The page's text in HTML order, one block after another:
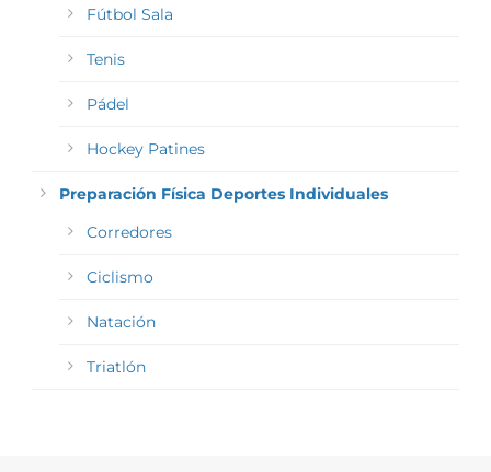
Fútbol Sala
Tenis
Pádel
Hockey Patines
Preparación Física Deportes Individuales
Corredores
Ciclismo
Natación
Triatlón